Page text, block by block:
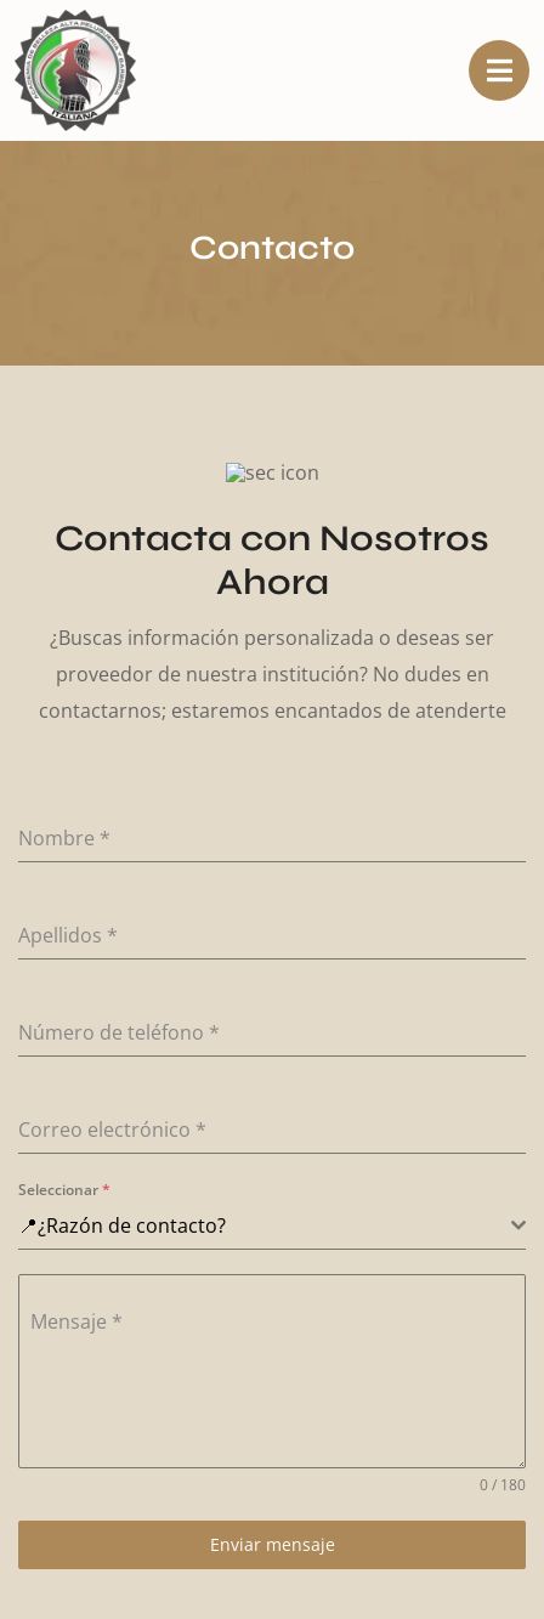
Contacto
Contacta con Nosotros
Ahora
¿Buscas información personalizada o deseas ser
proveedor de nuestra institución? No dudes en
contactarnos; estaremos encantados de atenderte
Nombre *
Apellidos *
Número de teléfono *
Correo electrónico *
Seleccionar*
📍¿Razón de contacto?
Mensaje *
0 / 180
Enviar mensaje